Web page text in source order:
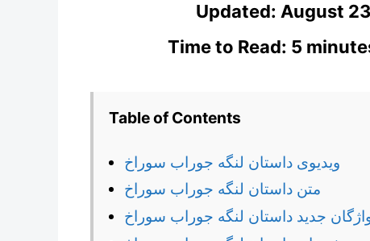
Updated: August
Time to Read: 5
Table of Contents
ویدیوی داستان لنگه جوراب سوراخ
متن داستان لنگه جوراب سوراخ
جدید داستان لنگه جوراب سوراخ